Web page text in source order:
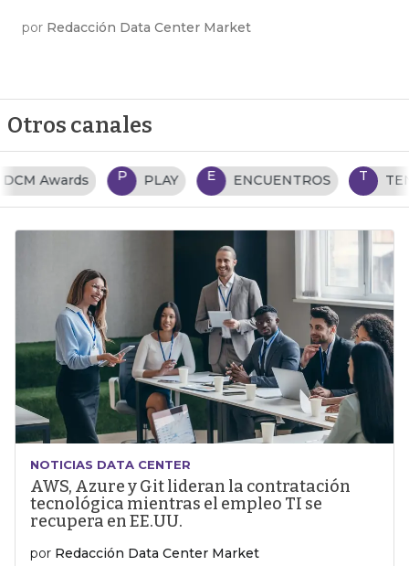
por Redacción Data Center Market
Otros canales
P PLAY E ENCUENTROS T TENDENCIAS TI
NOTICIAS DATA CENTER
AWS, Azure y Git lideran la contratación
tecnológica mientras el empleo TI se
recupera en EE.UU.
por Redacción Data Center Market